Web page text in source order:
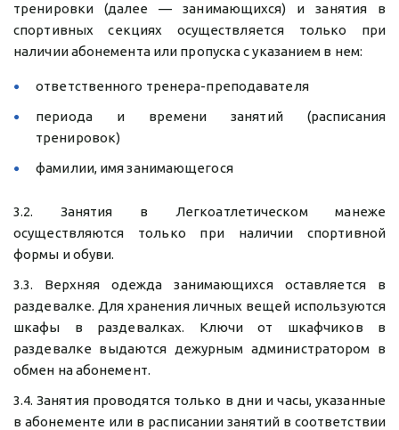
тренировки (далее — занимающихся) и занятия в
спортивных секциях осуществляется только при
наличии абонемента или пропуска с указанием в нем:
ответственного тренера-преподавателя
периода и времени занятий (расписания
тренировок)
фамилии, имя занимающегося
3.2. Занятия в Легкоатлетическом манеже
осуществляются только при наличии спортивной
формы и обуви.
3.3. Верхняя одежда занимающихся оставляется в
раздевалке. Для хранения личных вещей используются
шкафы в раздевалках. Ключи от шкафчиков в
раздевалке выдаются дежурным администратором в
обмен на абонемент.
3.4. Занятия проводятся только в дни и часы, указанные
в абонементе или в расписании занятий в соответствии